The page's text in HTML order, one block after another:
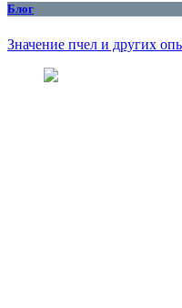
Блог
Значение пчел и других